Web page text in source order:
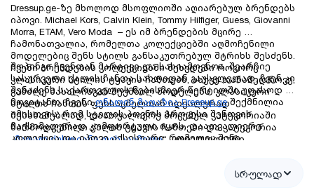
Dressup.ge-ზე მხოლოდ მსოფლიოში აღიარებულ ბრენდებს
იპოვი. Michael Kors, Calvin Klein, Tommy Hilfiger, Guess, Giovanni
Morra, ETAM, Vero Moda  – ეს იმ ბრენდების მცირე
ჩამონათვალია, რომელთა კოლექციებში აღმოჩენილი
მოდელებიც შენს სტილს განსაკუთრებულ შტრიხს შესძენს.
ჩვენი ბრენდების კოლექციებში შეხვდები როგორც
კლასიკური სტილის ტყავის ჩანთებს, ასევე თანამედროვე,
გამძლე მასალისგან შექმნილ მოდელებს. კლასიკური
სტილის ჩანთის ფეხსაცმელთან იდეალურად
შესახამებლად, დაათვალიერე მოცემულ კატეგორიაში
წარმოდგენილი ქალის ტყავის ჩანთები და კატეგორია
„მაღალ ქუსლიანი ფეხსაცმელი“. ყოველდღიური,
შოპინგი ჩვენთან მარტივი და სასიამოვნოა. შეარჩიე
სასურველი ქალის ჩანთა სახლიდან გაუსვლელად, ჩვენ კი
შენაძენს საქართველოს ნებისმიერ წერტილში უფასოდ
მოგიტანთ. ჩვენი ონალინ მაღაზია Dressup.ge შექმნილია
იმისთვის, რომ სტილის პოვნის პროცესი შენთვის
მაქსიმალურად კომფორტული იყოს. დაათვალიერე
კოლექცია და იპოვე აქსესუარი, რომელიც შენი
სრულად